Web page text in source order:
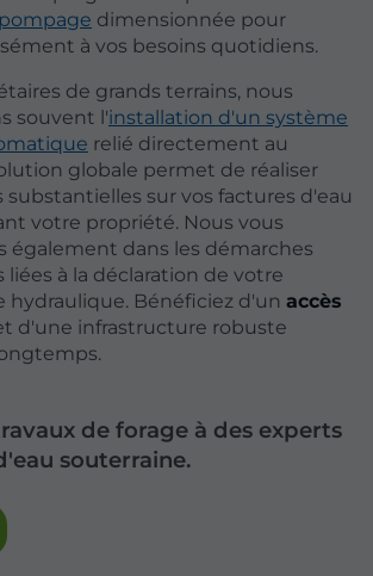
dimensionnée pour
à vos besoins quotidiens.
de grands terrains, nous
souvent l'installation d'un système
relié directement au
globale permet de réaliser
substantielles sur vos factures d'eau
votre propriété. Nous vous
également dans les démarches
à la déclaration de votre
hydraulique. Bénéficiez d'un accès
d'une infrastructure robuste
de forage à des experts
souterraine.